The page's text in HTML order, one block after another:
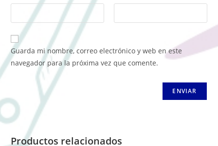
Guarda mi nombre, correo electrónico y web en este
navegador para la próxima vez que comente.
Productos relacionados